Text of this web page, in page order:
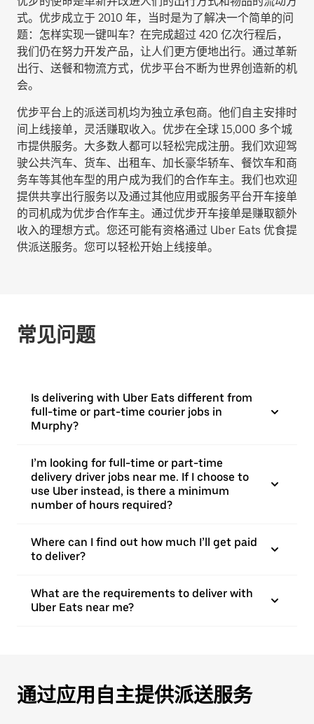
式。优步成立于 2010 年，当时是为了解决一个简单的问
题：怎样实现一键叫车？在完成超过 420 亿次行程后，
我们仍在努力开发产品，让人们更方便地出行。通过革新
出行、送餐和物流方式，优步平台不断为世界创造新的机
会。
优步平台上的派送司机均为独立承包商。他们自主安排时
间上线接单，灵活赚取收入。优步在全球 15,000 多个城
市提供服务。大多数人都可以轻松完成注册。我们欢迎驾
驶公共汽车、货车、出租车、加长豪华轿车、餐饮车和商
务车等其他车型的用户成为我们的合作车主。我们也欢迎
提供共享出行服务以及通过其他应用或服务平台开车接单
的司机成为优步合作车主。通过优步开车接单是赚取额外
收入的理想方式。您还可能有资格通过 Uber Eats 优食提
供派送服务。您可以轻松开始上线接单。
常见问题
Is delivering with Uber Eats different from
full-time or part-time courier jobs in
Murphy?
I’m looking for full-time or part-time
delivery driver jobs near me. If I choose to
use Uber instead, is there a minimum
number of hours required?
Where can I find out how much I’ll get paid
to deliver?
What are the requirements to deliver with
Uber Eats near me?
通过应用自主提供派送服务